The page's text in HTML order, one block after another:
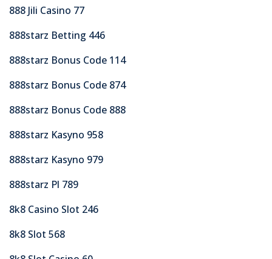
888 Jili Casino 77
888starz Betting 446
888starz Bonus Code 114
888starz Bonus Code 874
888starz Bonus Code 888
888starz Kasyno 958
888starz Kasyno 979
888starz Pl 789
8k8 Casino Slot 246
8k8 Slot 568